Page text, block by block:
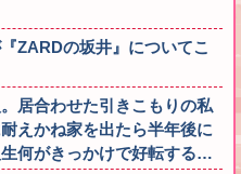
ZARDの坂井』についてこ
居合わせた引きこもりの私
えかね家を出たら半年後に
何がきっかけで好転する…